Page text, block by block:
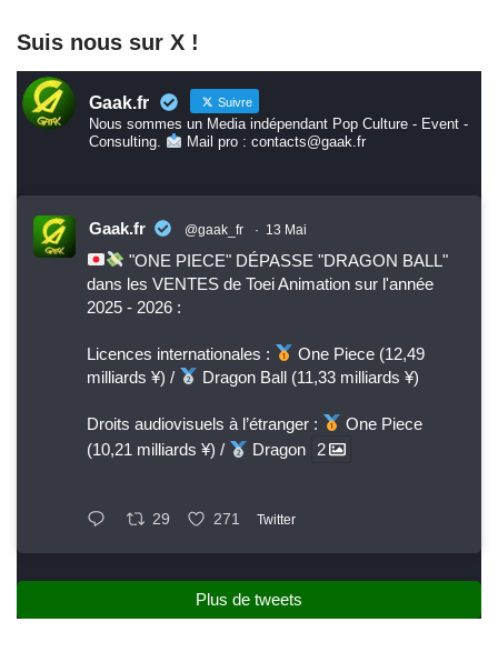
Suis nous sur X !
Gaak.fr Suivre
Nous sommes un Media indépendant Pop Culture - Event -
Consulting.
Mail pro : contacts@gaak.fr
Gaak.fr @gaak_fr · 13 Mai
"ONE PIECE" DÉPASSE "DRAGON BALL"
dans les VENTES de Toei Animation sur l'année
2025 - 2026 :
Licences internationales :
One Piece (12,49
milliards ¥) /
Dragon Ball (11,33 milliards ¥)
Droits audiovisuels à l’étranger :
One Piece
(10,21 milliards ¥) /
Dragon 2
29 271 Twitter
Plus de tweets